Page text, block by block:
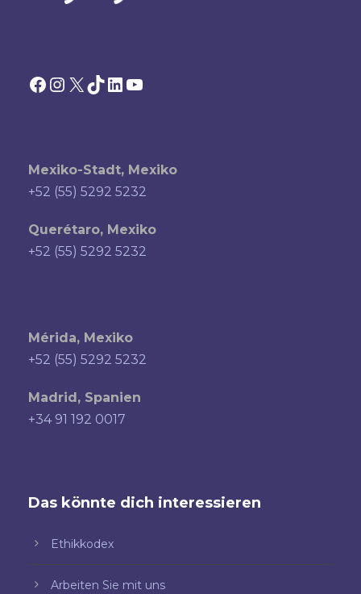
Facebook Instagram X TikTok LinkedIn YouTube
Mexiko-Stadt, Mexiko
+52 (55) 5292 5232
Querétaro, Mexiko
+52 (55) 5292 5232
Mérida, Mexiko
+52 (55) 5292 5232
Madrid, Spanien
+34 91 192 0017
Das könnte dich interessieren
Ethikkodex
Arbeiten Sie mit uns